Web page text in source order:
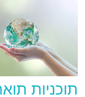
תוכניות